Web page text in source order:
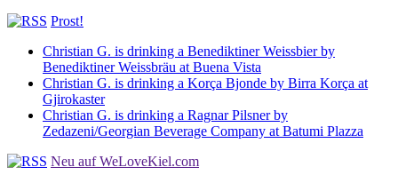
Prost!
Christian G. is drinking a Benediktiner Weissbier by
Benediktiner Weissbräu at Buena Vista
Christian G. is drinking a Korça Bjonde by Birra Korça at
Gjirokaster
Christian G. is drinking a Ragnar Pilsner by
Zedazeni/Georgian Beverage Company at Batumi Plazza
Neu auf WeLoveKiel.com